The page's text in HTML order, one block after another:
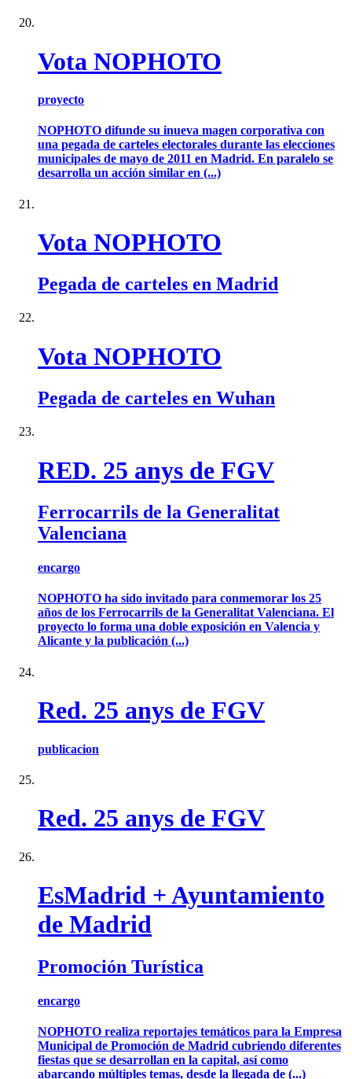
Vota NOPHOTO
proyecto
NOPHOTO difunde su inueva magen corporativa con
una pegada de carteles electorales durante las elecciones
municipales de mayo de 2011 en Madrid. En paralelo se
desarrolla un acción similar en (...)
Vota NOPHOTO
Pegada de carteles en Madrid
Vota NOPHOTO
Pegada de carteles en Wuhan
RED. 25 anys de FGV
Ferrocarrils de la Generalitat
Valenciana
encargo
NOPHOTO ha sido invitado para conmemorar los 25
años de los Ferrocarrils de la Generalitat Valenciana. El
proyecto lo forma una doble exposición en Valencia y
Alicante y la publicación (...)
Red. 25 anys de FGV
publicacion
Red. 25 anys de FGV
EsMadrid + Ayuntamiento
de Madrid
Promoción Turística
encargo
NOPHOTO realiza reportajes temáticos para la Empresa
Municipal de Promoción de Madrid cubriendo diferentes
fiestas que se desarrollan en la capital, así como
abarcando múltiples temas, desde la llegada de (...)